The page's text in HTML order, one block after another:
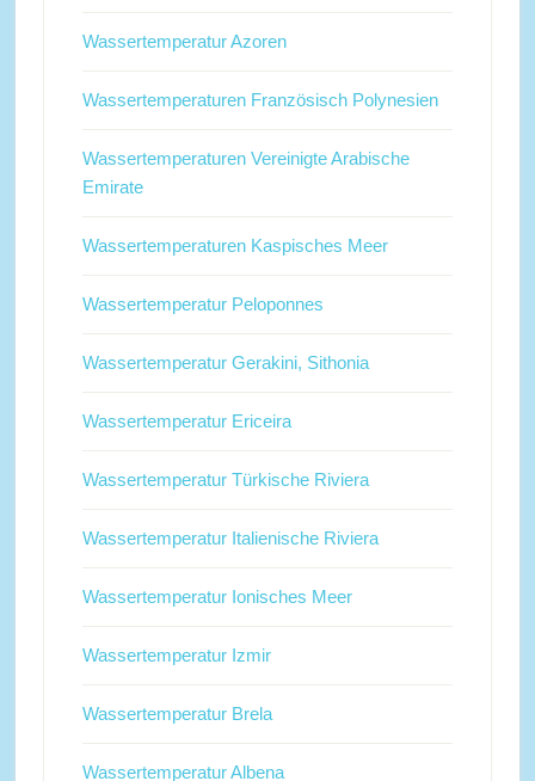
Wassertemperatur Azoren
Wassertemperaturen Französisch Polynesien
Wassertemperaturen Vereinigte Arabische
Emirate
Wassertemperaturen Kaspisches Meer
Wassertemperatur Peloponnes
Wassertemperatur Gerakini, Sithonia
Wassertemperatur Ericeira
Wassertemperatur Türkische Riviera
Wassertemperatur Italienische Riviera
Wassertemperatur Ionisches Meer
Wassertemperatur Izmir
Wassertemperatur Brela
Wassertemperatur Albena